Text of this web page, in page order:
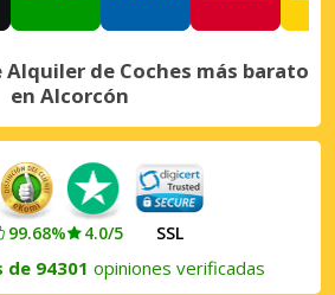
Alquiler de Coches más barato
en Alcorcón
99.68% 4.0/5 SSL
de 94301 opiniones verificadas